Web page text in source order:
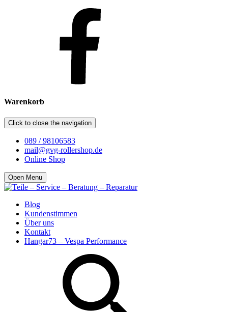
Warenkorb
Click to close the navigation
089 / 98106583
mail@gvg-rollershop.de
Online Shop
Open Menu
Blog
Kundenstimmen
Über uns
Kontakt
Hangar73 – Vespa Performance